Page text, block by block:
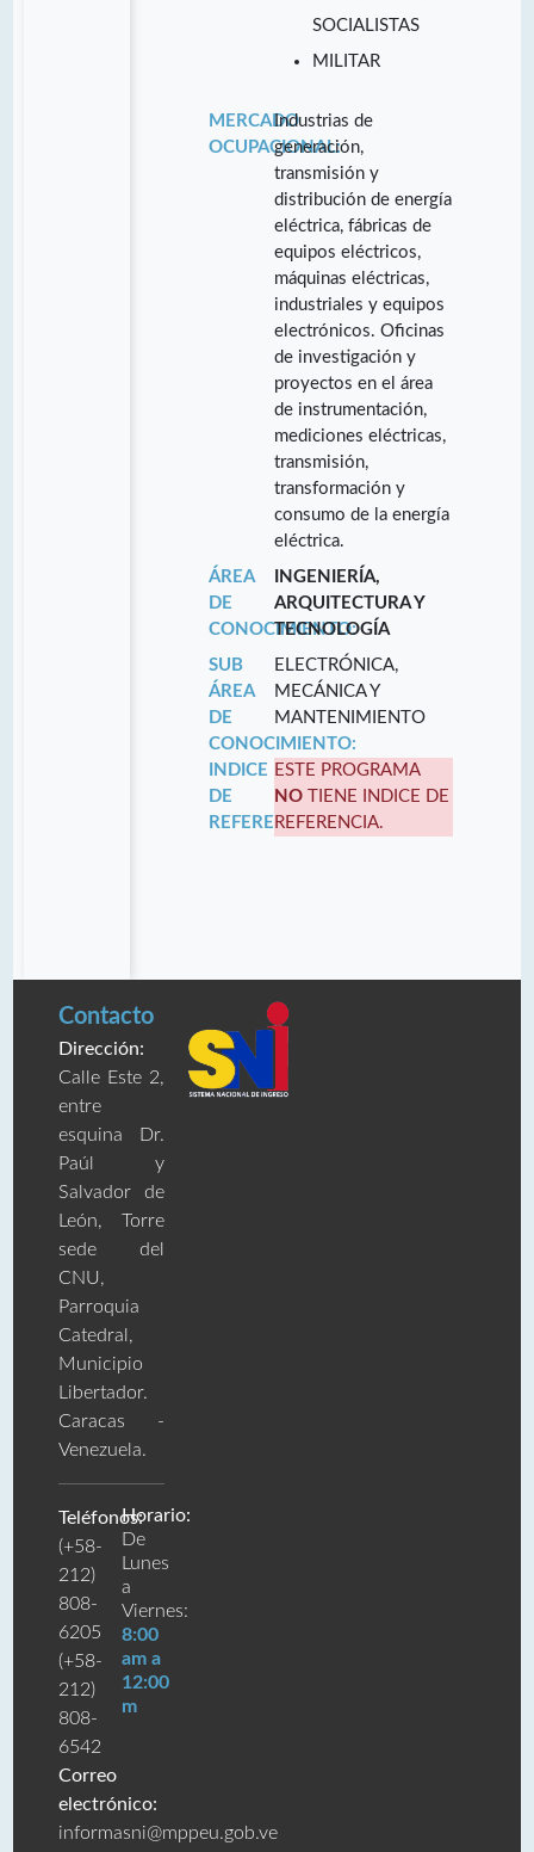
SOCIALISTAS
MILITAR
MERCADO
OCUPACIONAL:
Industrias de
generación,
transmisión y
distribución de energía
eléctrica, fábricas de
equipos eléctricos,
máquinas eléctricas,
industriales y equipos
electrónicos. Oficinas
de investigación y
proyectos en el área
de instrumentación,
mediciones eléctricas,
transmisión,
transformación y
consumo de la energía
eléctrica.
ÁREA
DE
CONOCIMIENTO:
INGENIERÍA,
ARQUITECTURA Y
TECNOLOGÍA
SUB
ÁREA
DE
CONOCIMIENTO:
ELECTRÓNICA,
MECÁNICA Y
MANTENIMIENTO
INDICE
DE
REFERENCIA:
ESTE PROGRAMA
NO TIENE INDICE DE
REFERENCIA.
Contacto
Dirección:
Calle Este 2,
entre
esquina Dr.
Paúl y
Salvador de
León, Torre
sede del
CNU,
Parroquia
Catedral,
Municipio
Libertador.
Caracas -
Venezuela.
Teléfonos:
(+58-
212)
808-
6205
(+58-
212)
808-
6542
Correo
electrónico:
informasni@mppeu.gob.ve
Horario:
De
Lunes
a
Viernes:
8:00
am a
12:00
m